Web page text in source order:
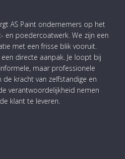
AS Paint ondernemers op het
en poedercoatwerk. We zijn een
met een frisse blik vooruit.
directe aanpak. Je loopt bij
maar professionele
de kracht van zelfstandige en
verantwoordelijkheid nemen
klant te leveren.